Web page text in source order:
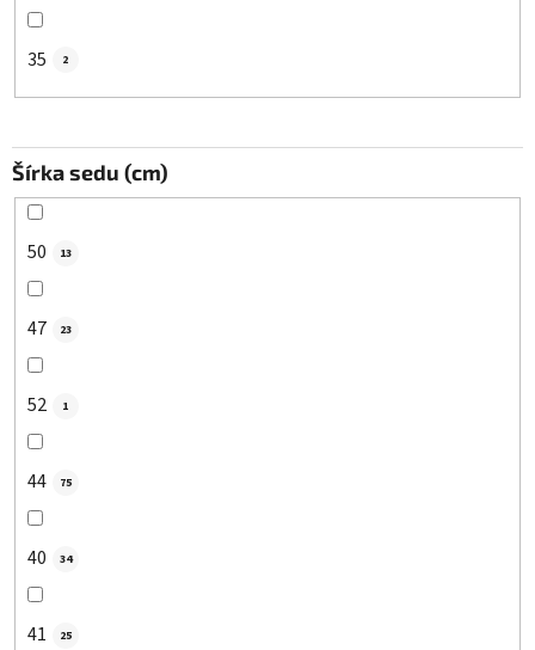
35 2
Šírka sedu (cm)
50 13
47 23
52 1
44 75
40 34
41 25